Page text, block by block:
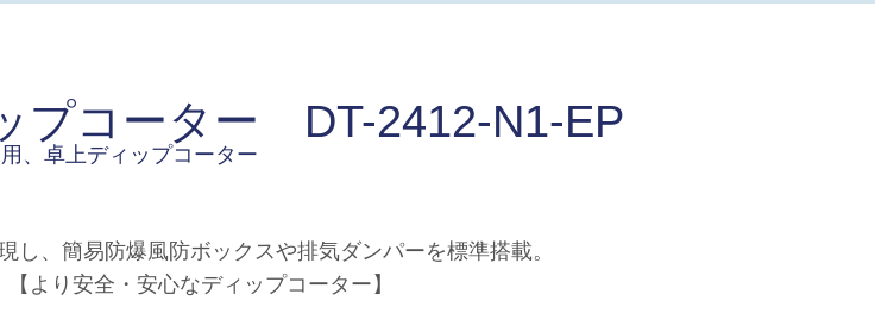
プコーター DT-2412-N1-EP
、卓上ディップコーター
、簡易防爆風防ボックスや排気ダンパーを標準搭載。
より安全・安心なディップコーター】